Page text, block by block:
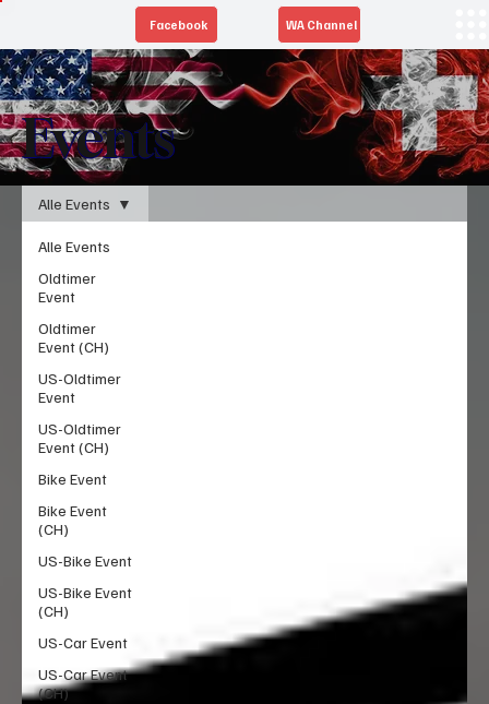
Facebook WA Channel
Events
Alle Events
Oldtimer
Event
Oldtimer
Event (CH)
US-Oldtimer
Event
US-Oldtimer
Event (CH)
Bike Event
Bike Event
(CH)
US-Bike Event
US-Bike Event
(CH)
US-Car Event
US-Car Event
(CH)
Alle Events